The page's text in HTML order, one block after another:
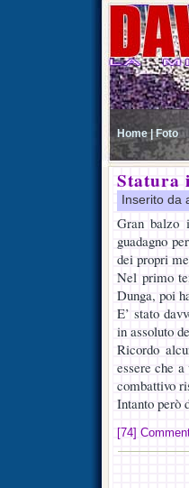
Home | Foto
Statura
Inserito
Gran balzo
guadagno
dei propri
Nel primo
Dunga, poi
E’ stato
in assoluto
Ricordo
essere che
combattivo
Intanto però
[74]